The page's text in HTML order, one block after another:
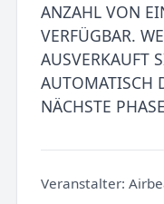
ANZAHL VON
VERFÜGBAR.
AUSVERKAUFT
AUTOMATISCH
NÄCHSTE
Veranstalter: